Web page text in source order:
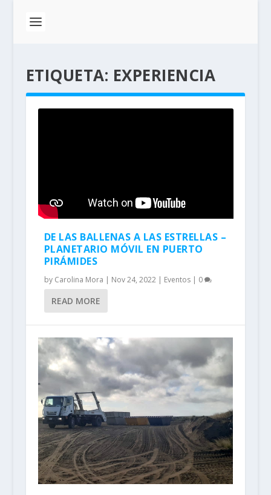
ETIQUETA: EXPERIENCIA
DE LAS BALLENAS A LAS ESTRELLAS –
PLANETARIO MÓVIL EN PUERTO
PIRÁMIDES
by Carolina Mora | Nov 24, 2022| Eventos| 0
READ MORE